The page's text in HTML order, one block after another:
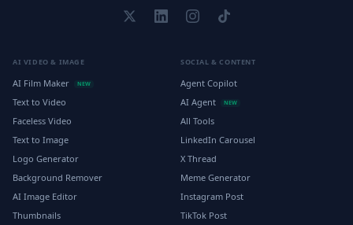
AI VIDEO & IMAGE
AI Film Maker NEW
Text to Video
Faceless Video
Text to Image
Logo Generator
Background Remover
AI Image Editor
Thumbnails
SOCIAL & CONTENT
Agent Copilot
AI Agent
NEW
All Tools
LinkedIn Carousel
X Thread
Meme Generator
Instagram Post
TikTok Post